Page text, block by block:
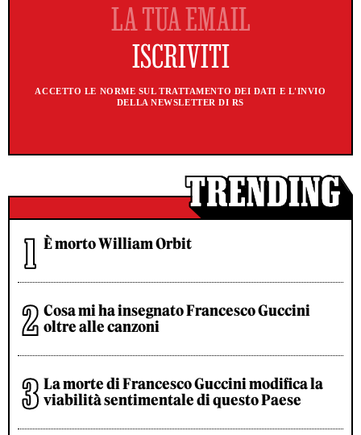
ACCETTO LE NORME SUL TRATTAMENTO DEI DATI E L'INVIO
DELLA NEWSLETTER DI RS
È morto William Orbit
Cosa mi ha insegnato Francesco Guccini
oltre alle canzoni
La morte di Francesco Guccini modifica la
viabilità sentimentale di questo Paese